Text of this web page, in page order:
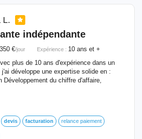
L.
indépendante
€/jour Expérience : 10 ans et +
plus de 10 ans d'expérience dans un
développe une expertise solide en :
Développement du chiffre d'affaire,
devis facturation relance paiement